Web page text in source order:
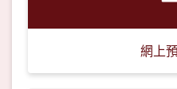
網上